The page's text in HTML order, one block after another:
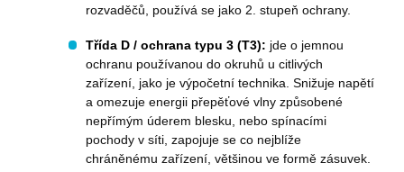
rozvaděčů, používá se jako 2. stupeň ochrany.
Třída D / ochrana typu 3 (T3): jde o jemnou
ochranu používanou do okruhů u citlivých
zařízení, jako je výpočetní technika. Snižuje napětí
a omezuje energii přepěťové vlny způsobené
nepřímým úderem blesku, nebo spínacími
pochody v síti, zapojuje se co nejblíže
chráněnému zařízení, většinou ve formě zásuvek.